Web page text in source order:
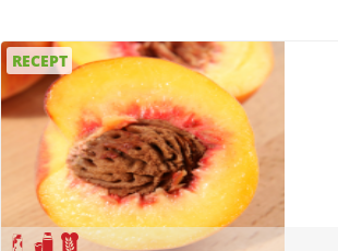
RECEPT